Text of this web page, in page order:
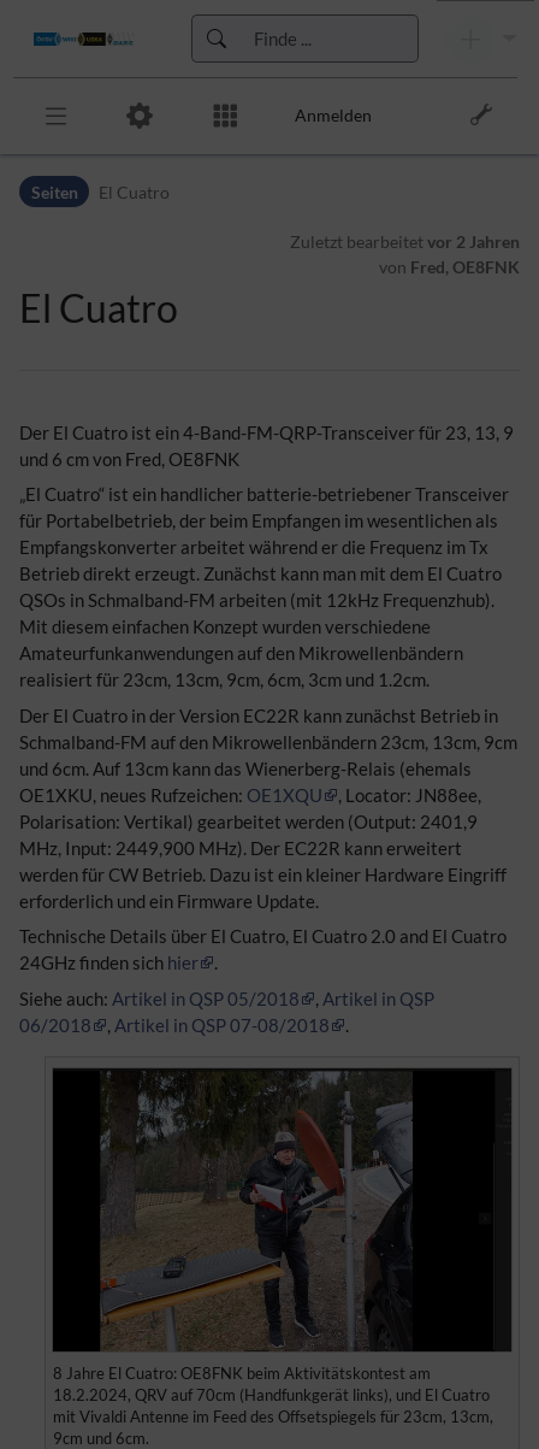
Zur Hauptnavigation
Anmelden
Seiten El Cuatro
Zuletzt bearbeitetvor 2 Jahren
von Fred, OE8FNK
El Cuatro
Der El Cuatro ist ein 4-Band-FM-QRP-Transceiver für 23, 13, 9
und 6 cm von Fred, OE8FNK
„El Cuatro“ ist ein handlicher batterie-betriebener Transceiver
für Portabelbetrieb, der beim Empfangen im wesentlichen als
Empfangskonverter arbeitet während er die Frequenz im Tx
Betrieb direkt erzeugt. Zunächst kann man mit dem El Cuatro
QSOs in Schmalband-FM arbeiten (mit 12kHz Frequenzhub).
Mit diesem einfachen Konzept wurden verschiedene
Amateurfunkanwendungen auf den Mikrowellenbändern
realisiert für 23cm, 13cm, 9cm, 6cm, 3cm und 1.2cm.
Der El Cuatro in der Version EC22R kann zunächst Betrieb in
Schmalband-FM auf den Mikrowellenbändern 23cm, 13cm, 9cm
und 6cm. Auf 13cm kann das Wienerberg-Relais (ehemals
OE1XKU, neues Rufzeichen: OE1XQU
, Locator: JN88ee,
Polarisation: Vertikal) gearbeitet werden (Output: 2401,9
MHz, Input: 2449,900 MHz). Der EC22R kann erweitert
werden für CW Betrieb. Dazu ist ein kleiner Hardware Eingriff
erforderlich und ein Firmware Update.
Technische Details über El Cuatro, El Cuatro 2.0 and El Cuatro
24GHz finden sich hier
.
Siehe auch: Artikel in QSP 05/2018 , Artikel in QSP
06/2018
, Artikel in QSP 07-08/2018 .
8 Jahre El Cuatro: OE8FNK beim Aktivitätskontest am
18.2.2024, QRV auf 70cm (Handfunkgerät links), und El Cuatro
mit Vivaldi Antenne im Feed des Offsetspiegels für 23cm, 13cm,
9cm und 6cm.